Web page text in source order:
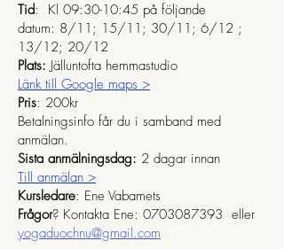
Tid: Kl 09:30-10:45 på följande
datum: 8/11; 15/11; 30/11; 6/12 ;
13/12; 20/12
Plats: Jälluntofta hemmastudio
Länk till Google maps >
Pris: 200kr
Betalningsinfo får du i samband med
anmälan.
Sista anmälningsdag: 2 dagar innan
Till anmälan >
Kursledare: Ene Vabamets
Frågor? Kontakta Ene: 0703087393 eller
yogaduochnu@gmail.com